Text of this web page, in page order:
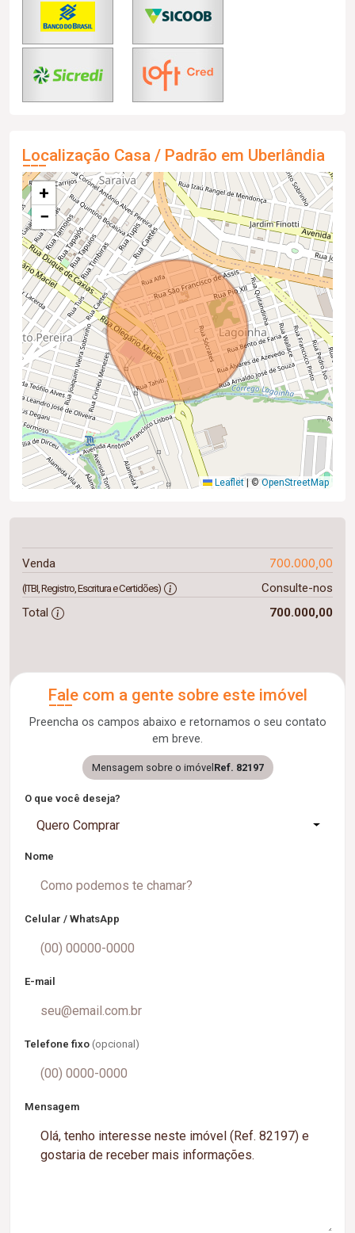
Localização Casa / Padrão em Uberlândia
+
−
Leaflet |©OpenStreetMap
Venda 700.000,00
(ITBI, Registro, Escritura e Certidões)
Consulte-nos
Total
700.000,00
Fale com a gente sobre este imóvel
Preencha os campos abaixo e retornamos o seu contato
em breve.
Mensagem sobre o imóvelRef. 82197
O que você deseja?
Quero Comprar
Nome
Celular / WhatsApp
E-mail
Telefone fixo (opcional)
Mensagem